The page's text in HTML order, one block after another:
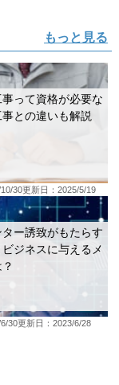
もっと見る
って資格が必要な
との違いも解説
30更新日：2025/5/19
ー誘致がもたらす
ジネスに与えるメ
30更新日：2023/6/28